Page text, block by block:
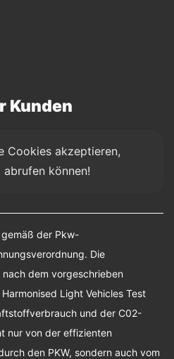
Kunden
Cookies akzeptieren,
können!
der Pkw-
Die
dem vorgeschrieben
Light Vehicles Test
und der C02-
nur von der effizienten
den PKW, sondern auch vom